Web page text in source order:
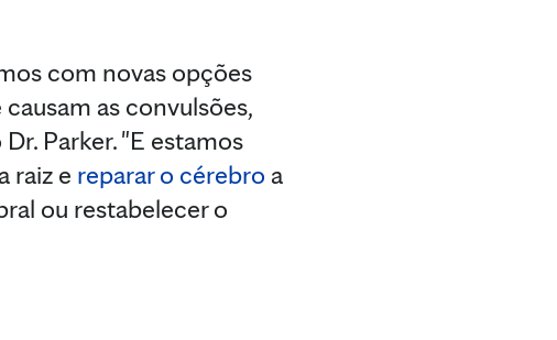
com novas opções
as convulsões,
Parker. "E estamos
raiz e reparar o cérebro a
ou restabelecer o